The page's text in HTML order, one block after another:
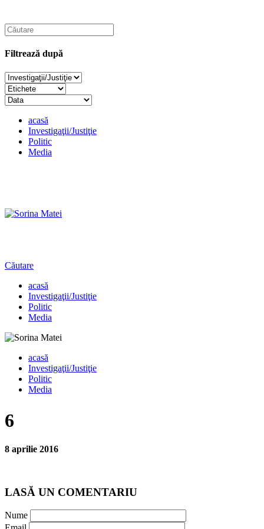
Filtrează după
acasă
Investigaţii/Justiţie
Politic
Media
Căutare
acasă
Investigaţii/Justiţie
Politic
Media
acasă
Investigaţii/Justiţie
Politic
Media
6
8 aprilie 2016
LASĂ UN COMENTARIU
Nume